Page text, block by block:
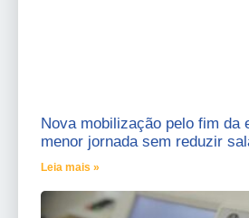
Nova mobilização pelo fim da
menor jornada sem reduzir
Leia mais »